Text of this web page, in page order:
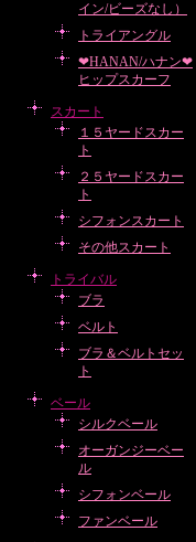
イン/ビーズなし）
トライアングル
❤HANAN/ハナン❤
ヒップスカーフ
スカート
１５ヤードスカー
ト
２５ヤードスカー
ト
シフォンスカート
その他スカート
トライバル
ブラ
ベルト
ブラ＆ベルトセッ
ト
ベール
シルクベール
オーガンジーベー
ル
シフォンベール
ファンベール